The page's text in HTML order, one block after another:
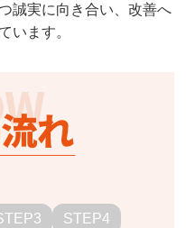
誠実に向き合い、改善へ
います。
STEP4